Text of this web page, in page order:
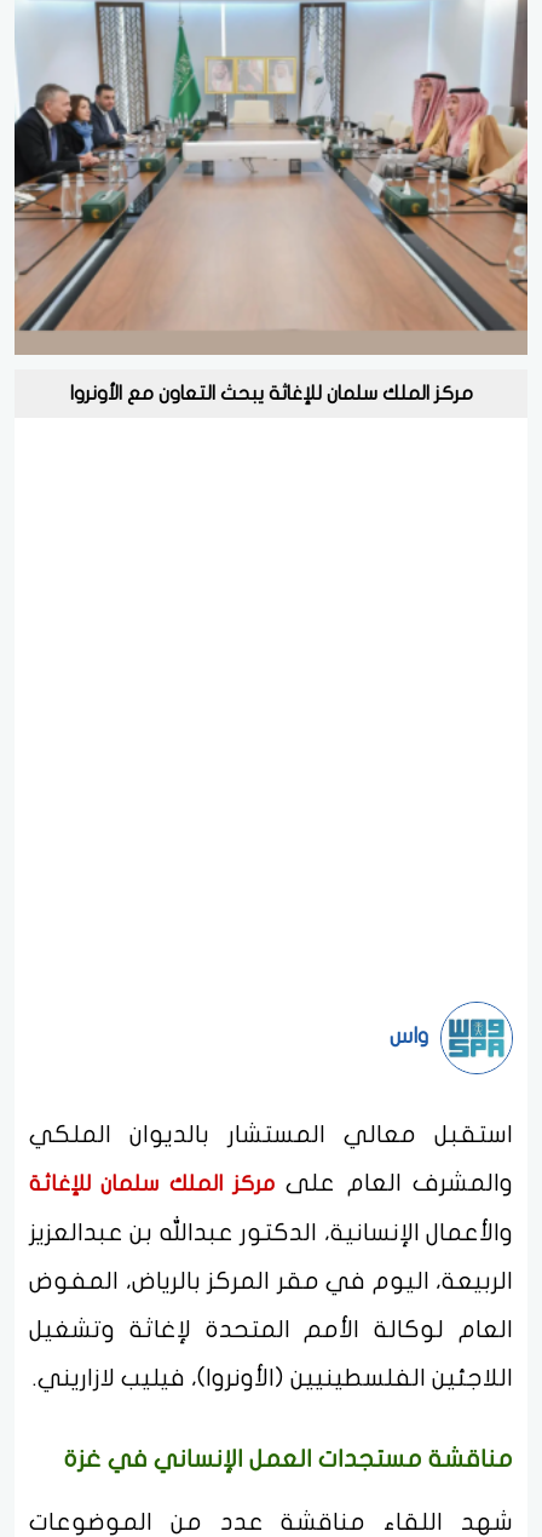
مركز الملك سلمان للإغاثة يبحث التعاون مع الأونروا
واس
استقبل معالي المستشار بالديوان الملكي
والمشرف العام على مركز الملك سلمان للإغاثة
والأعمال الإنسانية، الدكتور عبدالله بن عبدالعزيز
الربيعة، اليوم في مقر المركز بالرياض، المفوض
العام لوكالة الأمم المتحدة لإغاثة وتشغيل
اللاجئين الفلسطينيين (الأونروا)، فيليب لازاريني.
مناقشة مستجدات العمل الإنساني في غزة
شهد اللقاء مناقشة عدد من الموضوعات